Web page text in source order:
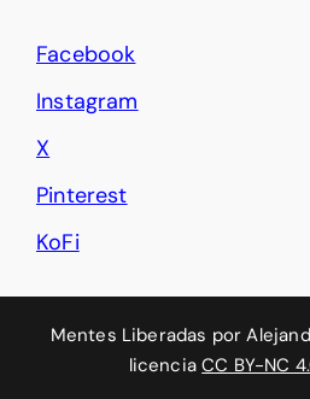
Facebook
Instagram
X
Pinterest
KoFi
Mentes Liberadas por
licenciaCC BY-NC